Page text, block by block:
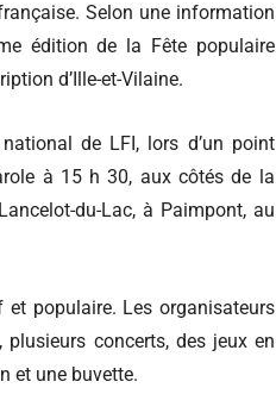
Selon une information
édition de la Fête populaire
d’Ille-et-Vilaine.
de LFI, lors d’un point
à 15 h 30, aux côtés de la
du-Lac, à Paimpont, au
et populaire. Les organisateurs
concerts, des jeux en
et une buvette.